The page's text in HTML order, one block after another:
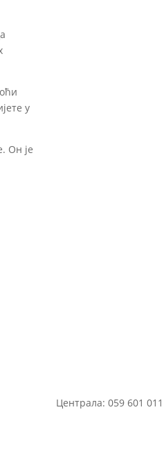
у
Он је
Централа: 059 601 011